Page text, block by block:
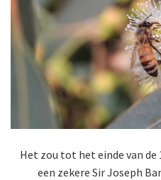
Het zou tot het einde van de
een zekere Sir Joseph